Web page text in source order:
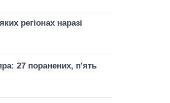
регіонах наразі
27 поранених, п'ять